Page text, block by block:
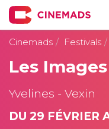
Cinemads
Festivals
Les
Yvelines - Vexin
DU 29 FÉVRIER